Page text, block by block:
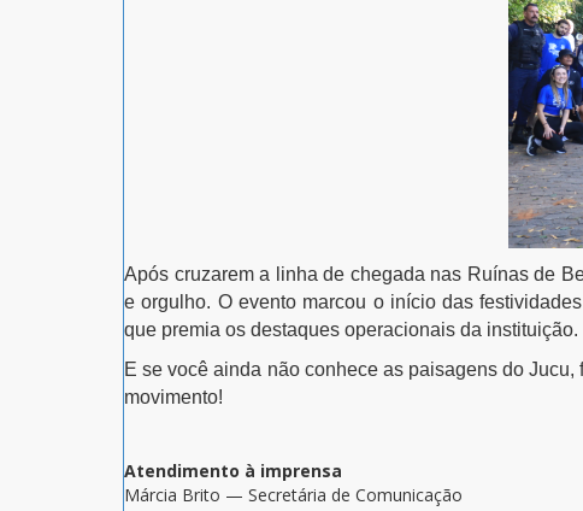
Após cruzarem a linha de chegada nas Ruínas de
e orgulho. O evento marcou o início das
que premia os destaques operacionais da instituição.
E se você ainda não conhece as paisagens do
movimento!
Atendimento à imprensa
Márcia Brito — Secretária de Comunicação